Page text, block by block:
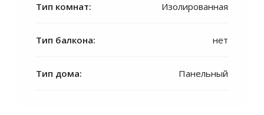
Тип комнат: Изолированная
Тип балкона: нет
Тип дома: Панельный